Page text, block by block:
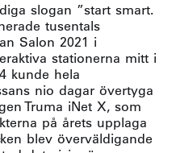
slogan ”start smart.
tusentals
Salon 2021 i
stationerna mitt i
kunde hela
nio dagar övertyga
Truma iNet X, som
på årets upplaga
blev överväldigande